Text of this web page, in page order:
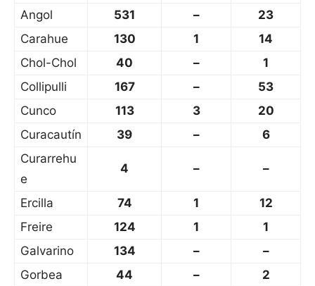
Angol 531 –
23
Carahue
130 1
14
Chol-Chol
40 –
1
Collipulli
167 –
53
Cunco
113 3
20
Curacautín
39 –
6
Curarrehu
e
4 – –
Ercilla 74 1
12
Freire
124 1
1
Galvarino
134 –
–
Gorbea
44 –
2